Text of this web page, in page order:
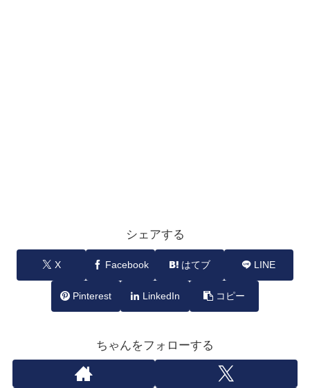
シェアする
X Facebook はてブ LINE
Pinterest LinkedIn コピー
ちゃんをフォローする